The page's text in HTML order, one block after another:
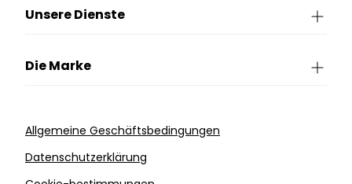
Unsere Dienste
Die Marke
Allgemeine Geschäftsbedingungen
Datenschutzerklärung